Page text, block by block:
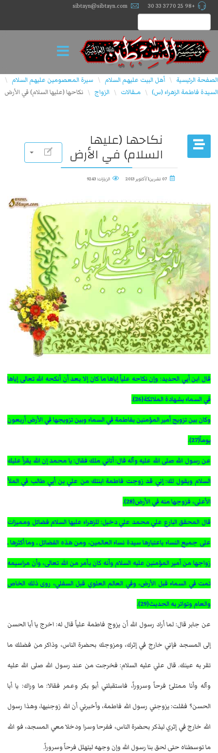
+98 25 3770 33 30
sibtayn@sibtayn.com
الصفحة الرئيسية \ أهل البيت عليهم السلام \ سيرة المعصومين عليهم السلام \
السيدة فاطمة الزهراء (س) \ مــقالات \ الزواج \ نكاحها (عليها السلام) في الأرض
نكاحها (عليها
السلام) في الأرض
07 تشرين1/أكتوير 2013 الزيارات: 9243
قال ابن أبي الحديد: وإن نكاحه علياً إياها ما كان إلا بعد أن أنكحه الله تعالى إياها
في السماء بشهادة الملائكة(26).
وكان بين تزويج أمير المؤمنين بفاطمة في السماء وبين تزويجها في الأرض أربعون
يوماً(27).
عن رسول الله صلى الله عليه وآله قال: أتاني ملك فقال: يا محمد إن الله يقرأ عليك
السلام ويقول لك: إني قد زوجت فاطمة ابنتك من علي بن أبي طالب في الملأ
الأعلى، فزوجها منه في الأرض(28).
قال المحقق البارع علي محمد علي دخيل: للزهراء عليها السلام فضائل ومميزات
على جميع النساء باعتبارها سيدة نساء العالمين، ومن هذه الفضائل ـ وما أكثرها ـ
زواجها من أمير المؤمنين عليه السلام وأنه كان بأمر من الله تعالى، وأن مراسيمه
تمت في السماء قبل الأرض، وفي العالم العلوي قبل السفلي، روى ذلك الخاص
والعام وتواتر به الحديث(29).
عن جابر قال: لما أراد رسول الله أن يزوج فاطمة علياً قال له: اخرج يا أبا الحسن
إلى المسجد فإني خارج في إثرك، ومزوجك بحضرة الناس، وذاكر من فضلك ما
تقر به عينك. قال علي عليه السلام: فخرجت من عند رسول الله صلى الله عليه
وآله وأنا ممتلئ فرحاً وسروراً، فاستقبلني أبو بكر وعمر فقالا: ما وراك: يا أبا
الحسن؟ فقلت: يزوجني رسول الله فاطمة، وأخبرني أن الله زوجنيها، وهذا رسول
الله خارج في إثري ليذكر بحضرة الناس، ففرحا وسرا ودخلا معي المسجد، فو الله
ما توسطناه حتى لحق بنا رسول الله وإن وجهه ليتهلل فرحاً وسروراً.